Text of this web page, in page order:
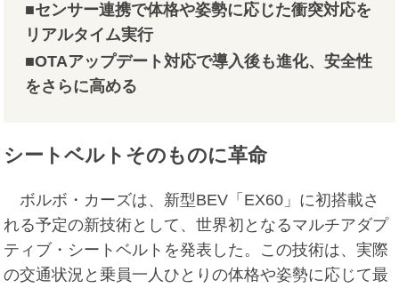
■センサー連携で体格や姿勢に応じた衝突対応を
リアルタイム実行
■OTAアップデート対応で導入後も進化、安全性
をさらに高める
シートベルトそのものに革命
ボルボ・カーズは、新型BEV「EX60」に初搭載さ
れる予定の新技術として、世界初となるマルチアダプ
ティブ・シートベルトを発表した。この技術は、実際
の交通状況と乗員一人ひとりの体格や姿勢に応じて最